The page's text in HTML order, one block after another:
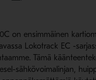
on ensimmäinen
Lokotrack EC -
Tämä
sähkövoimalinjan,